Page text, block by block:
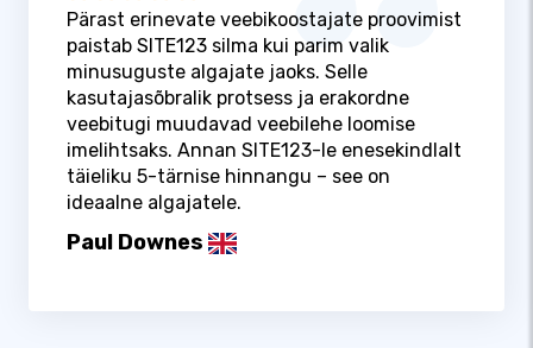
Pärast erinevate veebikoostajate proovimist
paistab SITE123 silma kui parim valik
minusuguste algajate jaoks. Selle
kasutajasõbralik protsess ja erakordne
veebitugi muudavad veebilehe loomise
imelihtsaks. Annan SITE123-le enesekindlalt
täieliku 5-tärnise hinnangu – see on
ideaalne algajatele.
Paul Downes